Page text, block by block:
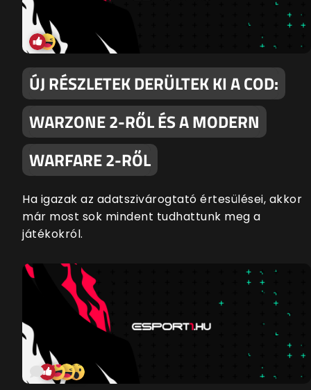
ÚJ RÉSZLETEK DERÜLTEK KI A COD:
WARZONE 2-RŐL ÉS A MODERN
WARFARE 2-RŐL
Ha igazak az adatszivárogtató értesülései, akkor
már most sok mindent tudhattunk meg a
játékokról.